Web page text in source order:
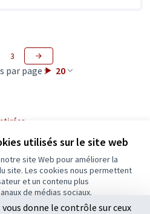
utilisés sur le site web
site Web pour améliorer la
site. Les cookies nous permettent
et un contenu plus
de médias sociaux.
accepter
par page : 20
3
donne le contrôle sur ceux